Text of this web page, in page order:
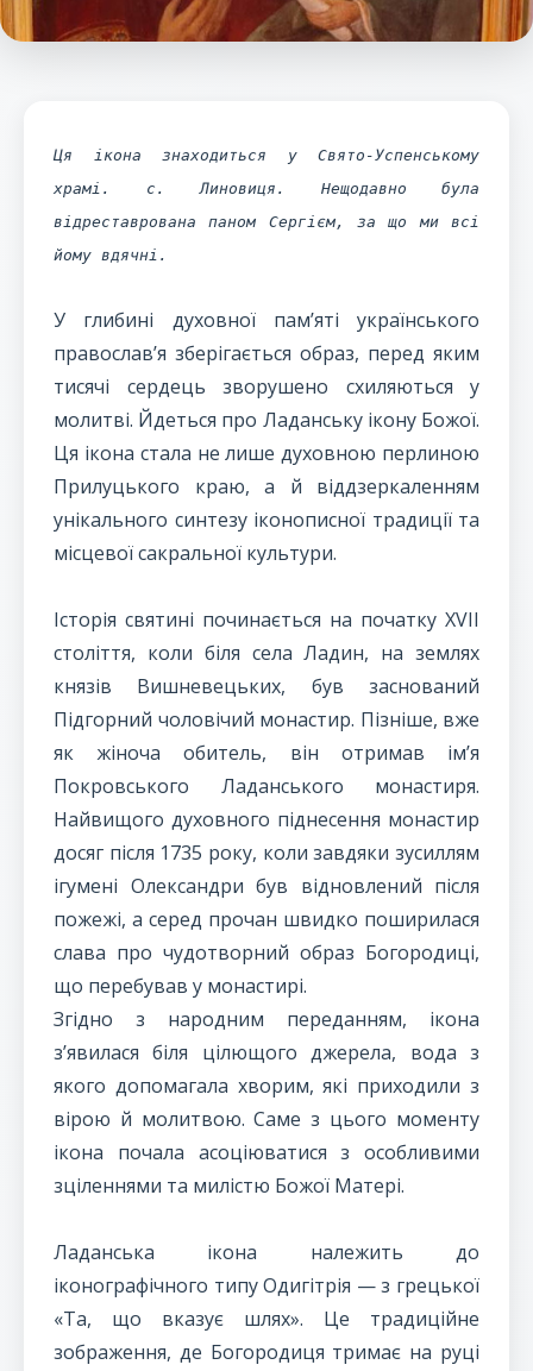
Ця ікона знаходиться у Свято-Успенському
храмі. с. Линовиця. Нещодавно була
відреставрована паном Сергієм, за що ми всі
йому вдячні.
У глибині духовної пам’яті українського
православ’я зберігається образ, перед яким
тисячі сердець зворушено схиляються у
молитві. Йдеться про Ладанську ікону Божої.
Ця ікона стала не лише духовною перлиною
Прилуцького краю, а й віддзеркаленням
унікального синтезу іконописної традиції та
місцевої сакральної культури.
Історія святині починається на початку XVII
століття, коли біля села Ладин, на землях
князів Вишневецьких, був заснований
Підгорний чоловічий монастир. Пізніше, вже
як жіноча обитель, він отримав ім’я
Покровського Ладанського монастиря.
Найвищого духовного піднесення монастир
досяг після 1735 року, коли завдяки зусиллям
ігумені Олександри був відновлений після
пожежі, а серед прочан швидко поширилася
слава про чудотворний образ Богородиці,
що перебував у монастирі.
Згідно з народним переданням, ікона
з’явилася біля цілющого джерела, вода з
якого допомагала хворим, які приходили з
вірою й молитвою. Саме з цього моменту
ікона почала асоціюватися з особливими
зціленнями та милістю Божої Матері.
Ладанська ікона належить до
іконографічного типу Одигітрія — з грецької
«Та, що вказує шлях». Це традиційне
зображення, де Богородиця тримає на руці